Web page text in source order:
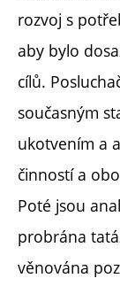
rozvoj s
aby bylo
cílů.
současným
ukotvením a
činností a
Poté jsou
probrána
věnována